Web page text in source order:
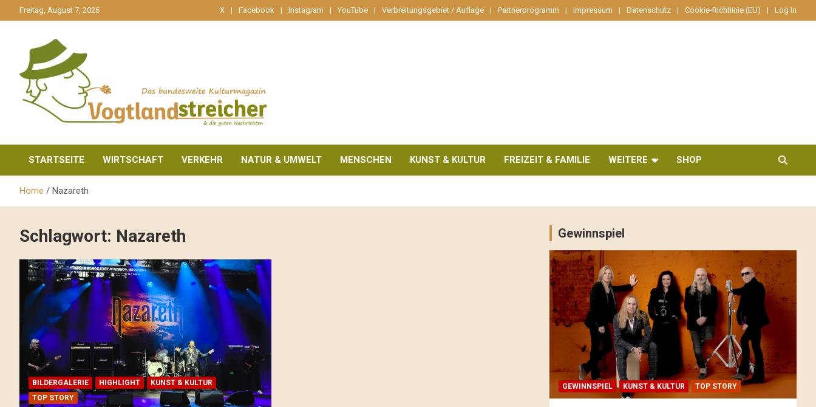
zum
Freitag, August 7, 2026 X Facebook Instagram YouTube Verbreitungsgebiet / Auflage Partnerprogramm Impressum Datenschutz Cookie-Richtlinie (EU) Log In
Vogtlandstreicher
STARTSEITE WIRTSCHAFT VERKEHR NATUR & UMWELT MENSCHEN KUNST & KULTUR FREIZEIT & FAMILIE WEITERE SHOP
Home Nazareth
Schlagwort: Nazareth
BILDERGALERIE HIGHLIGHT
KUNST & KULTUR
TOP STORY
Gewinnspiel
GEWINNSPIEL KUNST & KULTUR TOP STORY